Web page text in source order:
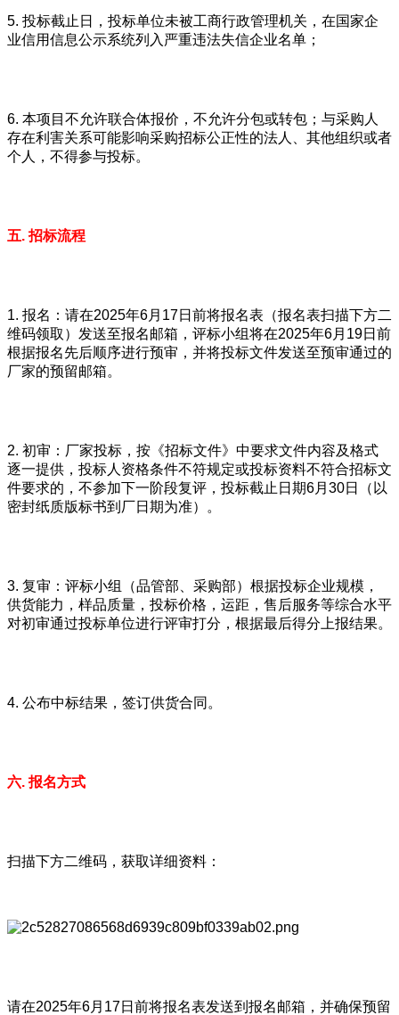
5. 投标截止日，投标单位未被工商行政管理机关，在国家企
业信用信息公示系统列入严重违法失信企业名单；
6. 本项目不允许联合体报价，不允许分包或转包；与采购人
存在利害关系可能影响采购招标公正性的法人、其他组织或者
个人，不得参与投标。
五. 招标流程
1. 报名：请在2025年6月17日前将报名表（报名表扫描下方二
维码领取）发送至报名邮箱，评标小组将在2025年6月19日前
根据报名先后顺序进行预审，并将投标文件发送至预审通过的
厂家的预留邮箱。
2. 初审：厂家投标，按《招标文件》中要求文件内容及格式
逐一提供，投标人资格条件不符规定或投标资料不符合招标文
件要求的，不参加下一阶段复评，投标截止日期6月30日（以
密封纸质版标书到厂日期为准）。
3. 复审：评标小组（品管部、采购部）根据投标企业规模，
供货能力，样品质量，投标价格，运距，售后服务等综合水平
对初审通过投标单位进行评审打分，根据最后得分上报结果。
4. 公布中标结果，签订供货合同。
六. 报名方式
扫描下方二维码，获取详细资料：
请在2025年6月17日前将报名表发送到报名邮箱，并确保预留